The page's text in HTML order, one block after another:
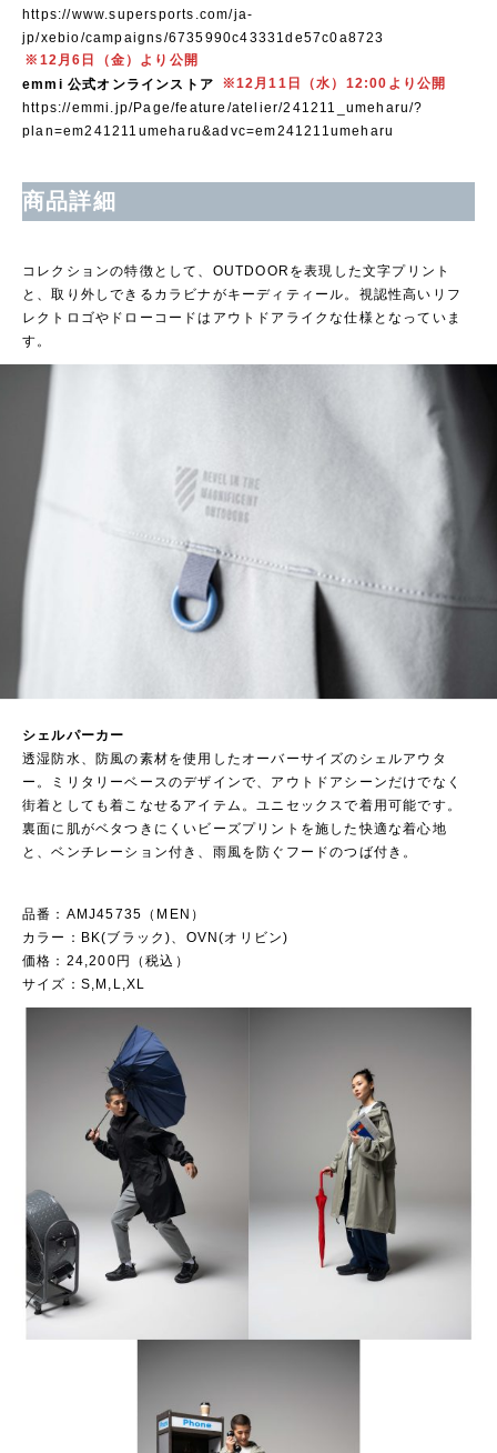
https://www.supersports.com/ja-
jp/xebio/campaigns/6735990c43331de57c0a8723
※12月6日（金）より公開
emmi 公式オンラインストア
※12月11日（水）12:00より公開
https://emmi.jp/Page/feature/atelier/241211_umeharu/?
plan=em241211umeharu&advc=em241211umeharu
商品詳細
コレクションの特徴として、OUTDOORを表現した文字プリント
と、取り外しできるカラビナがキーディティール。視認性高いリフ
レクトロゴやドローコードはアウトドアライクな仕様となっていま
す。
シェルパーカー
透湿防水、防風の素材を使用したオーバーサイズのシェルアウタ
ー。ミリタリーベースのデザインで、アウトドアシーンだけでなく
街着としても着こなせるアイテム。ユニセックスで着用可能です。
裏面に肌がベタつきにくいビーズプリントを施した快適な着心地
と、ベンチレーション付き、雨風を防ぐフードのつば付き。
品番：AMJ45735（MEN）
カラー：BK(ブラック)、OVN(オリビン)
価格：24,200円（税込）
サイズ：S,M,L,XL